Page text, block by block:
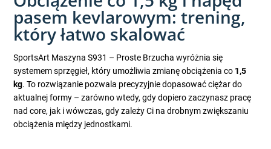
pasem kevlarowym: trening,
który łatwo skalować
SportsArt Maszyna S931 – Proste Brzucha wyróżnia się
systemem sprzęgieł, który umożliwia zmianę obciążenia co 1,5
kg. To rozwiązanie pozwala precyzyjnie dopasować ciężar do
aktualnej formy – zarówno wtedy, gdy dopiero zaczynasz pracę
nad core, jak i wówczas, gdy zależy Ci na drobnym zwiększaniu
obciążenia między jednostkami.